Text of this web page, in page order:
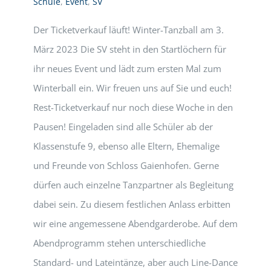
Der Ticketverkauf läuft! Winter-Tanzball am 3.
März 2023 Die SV steht in den Startlöchern für
ihr neues Event und lädt zum ersten Mal zum
Winterball ein. Wir freuen uns auf Sie und euch!
Rest-Ticketverkauf nur noch diese Woche in den
Pausen! Eingeladen sind alle Schüler ab der
Klassenstufe 9, ebenso alle Eltern, Ehemalige
und Freunde von Schloss Gaienhofen. Gerne
dürfen auch einzelne Tanzpartner als Begleitung
dabei sein. Zu diesem festlichen Anlass erbitten
wir eine angemessene Abendgarderobe. Auf dem
Abendprogramm stehen unterschiedliche
Standard- und Lateintänze, aber auch Line-Dance